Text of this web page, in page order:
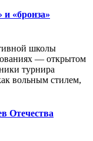
и «бронза»
школы
— открытом
турнира
вольным стилем,
Отечества